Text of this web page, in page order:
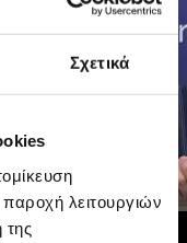
Σχετικά
λειτουργιών
της